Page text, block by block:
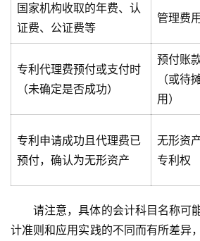
国家机构收取的年费、认
证费、公证费等
管理费用
专利代理费预付或支付时
（未确定是否成功）
预付账
（或待
用）
专利申请成功且代理费已
预付，确认为无形资产
无形资
专利权
请注意，具体的会计科目名称可
计准则和应用实践的不同而有所差异